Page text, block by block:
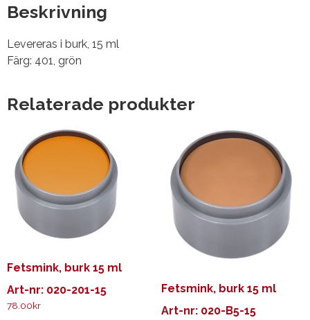
Beskrivning
Levereras i burk, 15 ml
Färg: 401, grön
Relaterade produkter
Fetsmink, burk 15 ml
Art-nr: 020-201-15
78.00kr
Fetsmink, burk 15 ml
Art-nr: 020-B5-15